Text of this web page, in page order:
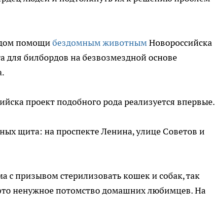
помощибездомным животнымНовороссийска
билбордов на безвозмездной основе
проект подобного рода реализуется впервые.
щита: на проспекте Ленина, улице Советов и
с призывом стерилизовать кошек и собак, так
ненужное потомство домашних любимцев. На